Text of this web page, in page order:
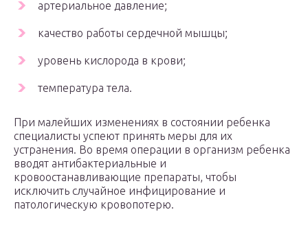
артериальное давление;
качество работы сердечной мышцы;
уровень кислорода в крови;
температура тела.
При малейших изменениях в состоянии ребенка
специалисты успеют принять меры для их
устранения. Во время операции в организм ребенка
вводят антибактериальные и
кровоостанавливающие препараты, чтобы
исключить случайное инфицирование и
патологическую кровопотерю.